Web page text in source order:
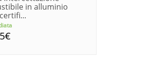
in alluminio